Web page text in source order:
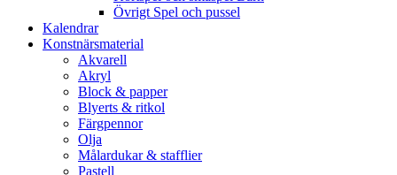
Övrigt Spel och pussel
Kalendrar
Konstnärsmaterial
Akvarell
Akryl
Block & papper
Blyerts & ritkol
Färgpennor
Olja
Målardukar & stafflier
Pastell